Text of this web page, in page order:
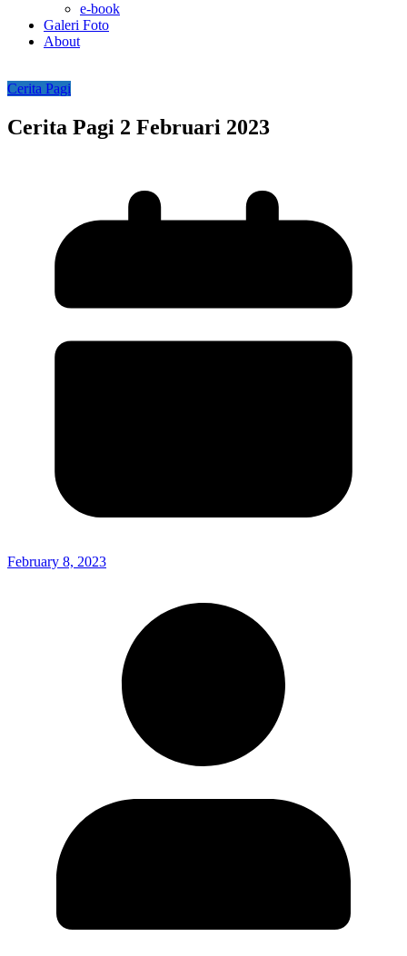
e-book
Galeri Foto
About
Cerita Pagi
Cerita Pagi 2 Februari 2023
February 8, 2023